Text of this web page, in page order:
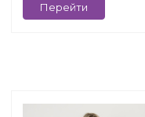
Перейти